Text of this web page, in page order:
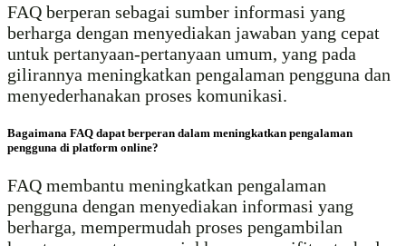
FAQ berperan sebagai sumber informasi yang
berharga dengan menyediakan jawaban yang cepat
untuk pertanyaan-pertanyaan umum, yang pada
gilirannya meningkatkan pengalaman pengguna dan
menyederhanakan proses komunikasi.
Bagaimana FAQ dapat berperan dalam meningkatkan pengalaman
pengguna di platform online?
FAQ membantu meningkatkan pengalaman
pengguna dengan menyediakan informasi yang
berharga, mempermudah proses pengambilan